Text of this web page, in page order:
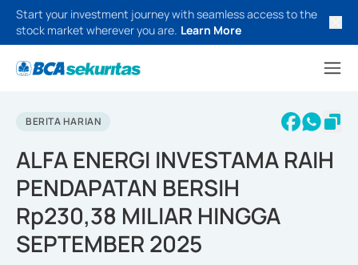
Start your investment journey with seamless access to the
stock market wherever you are. Learn More
BERITA HARIAN
ALFA ENERGI INVESTAMA RAIH
PENDAPATAN BERSIH
Rp230,38 MILIAR HINGGA
SEPTEMBER 2025